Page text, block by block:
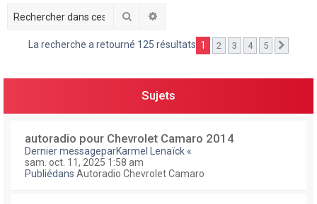
Rechercher
La recherche a retourné 125 résultats 1 2 3 4 5
Sujets
autoradio pour Chevrolet Camaro 2014
Dernier messageparKarmel Lenaïck «
sam. oct. 11, 2025 1:58 am
Publiédans Autoradio Chevrolet Camaro